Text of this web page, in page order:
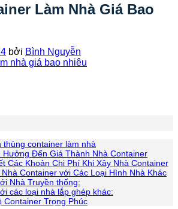
Làm Nhà Giá Bao
bởi Bình Nguyễn
thùng container làm nhà
Hưởng Đến Giá Thành Nhà Container
Các Khoản Chi Phí Khi Xây Nhà Container
Container với Các Loại Hình Nhà Khác
Nhà Truyền thống:
các loại nhà lắp ghép khác:
Container Trọng Phúc